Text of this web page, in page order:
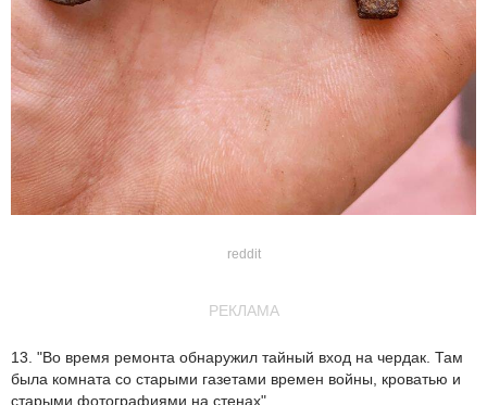
reddit
РЕКЛАМА
13. "Во время ремонта обнаружил тайный вход на чердак. Там
была комната со старыми газетами времен войны, кроватью и
старыми фотографиями на стенах"